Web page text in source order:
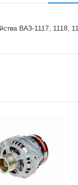
ВАЗ-1117, 1118,